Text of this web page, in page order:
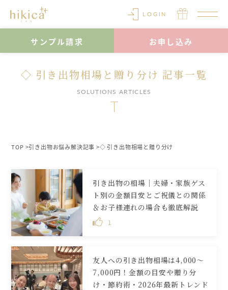
LOGIN
サンプル請求 お申し込み
◇ 引き出物相場と贈り分け 記事一覧
SOLUTIONS ARTICLES
TOP 引き出物お悩み解決記事 ◇ 引き出物相場と贈り分け
引き出物の相場｜夫婦・家族ゲス
ト別の金額目安とご祝儀との関係
＆お子様連れの場合も徹底解説
1
友人への引き出物相場は4,000〜
7,000円！金額の目安や贈り分
け・節約術・2026年最新トレンド